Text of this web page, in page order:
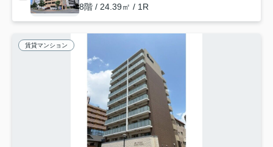
8階 / 24.39㎡ / 1R
賃貸マンション